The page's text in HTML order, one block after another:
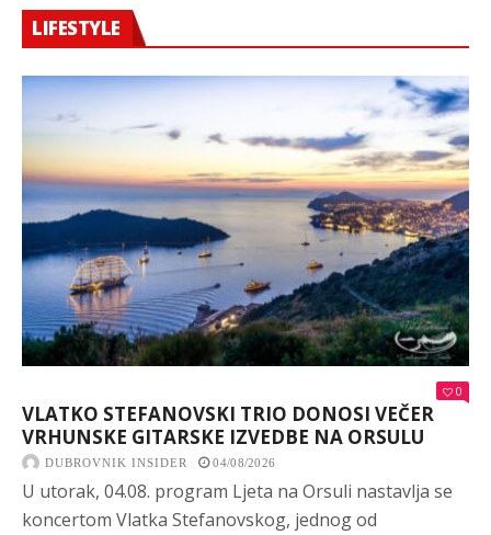
LIFESTYLE
0
VLATKO STEFANOVSKI TRIO DONOSI VEČER
VRHUNSKE GITARSKE IZVEDBE NA ORSULU
DUBROVNIK INSIDER 04/08/2026
U utorak, 04.08. program Ljeta na Orsuli nastavlja se
koncertom Vlatka Stefanovskog, jednog od